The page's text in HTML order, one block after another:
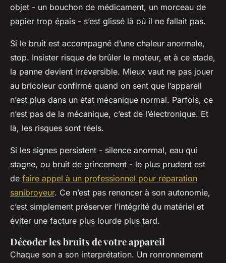
objet - un bouchon de médicament, un morceau de
papier trop épais - s’est glissé là où il ne fallait pas.
Si le bruit est accompagné d’une chaleur anormale,
stop. Insister risque de brûler le moteur, et à ce stade,
la panne devient irréversible. Mieux vaut ne pas jouer
au bricoleur confirmé quand on sent que l’appareil
n’est plus dans un état mécanique normal. Parfois, ce
n’est pas de la mécanique, c’est de l’électronique. Et
là, les risques sont réels.
Si les signes persistent - silence anormal, eau qui
stagne, ou bruit de grincement - le plus prudent est
de faire appel à un professionnel pour réparation
sanibroyeur. Ce n’est pas renoncer à son autonomie,
c’est simplement préserver l’intégrité du matériel et
éviter une facture plus lourde plus tard.
Décoder les bruits de votre appareil
Chaque son a son interprétation. Un ronronnement